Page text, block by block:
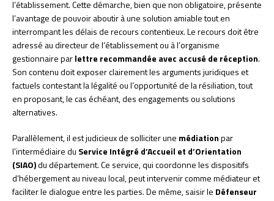
l’établissement. Cette démarche, bien que non obligatoire, présente
l’avantage de pouvoir aboutir à une solution amiable tout en
interrompant les délais de recours contentieux. Le recours doit être
adressé au directeur de l’établissement ou à l’organisme
gestionnaire parlettre recommandée avec accusé de réception.
Son contenu doit exposer clairement les arguments juridiques et
factuels contestant la légalité ou l’opportunité de la résiliation, tout
en proposant, le cas échéant, des engagements ou solutions
alternatives.
Parallèlement, il est judicieux de solliciter une médiationpar
l’intermédiaire du Service Intégré d’Accueil et d’Orientation
(SIAO)du département. Ce service, qui coordonne les dispositifs
d’hébergement au niveau local, peut intervenir comme médiateur et
faciliter le dialogue entre les parties. De même, saisir le Défenseur